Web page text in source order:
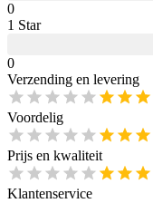
0
1 Star
0
Verzending en levering
Voordelig
Prijs en kwaliteit
Klantenservice